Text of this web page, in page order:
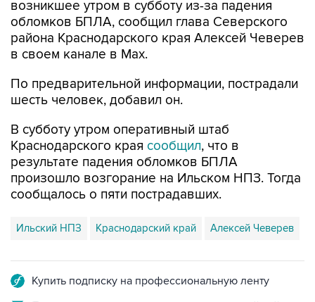
возникшее утром в субботу из-за падения
обломков БПЛА, сообщил глава Северского
района Краснодарского края Алексей Чеверев
в своем канале в Max.
По предварительной информации, пострадали
шесть человек, добавил он.
В субботу утром оперативный штаб
Краснодарского края сообщил, что в
результате падения обломков БПЛА
произошло возгорание на Ильском НПЗ. Тогда
сообщалось о пяти пострадавших.
Ильский НПЗ Краснодарский край Алексей Чеверев
Купить подписку на профессиональную ленту